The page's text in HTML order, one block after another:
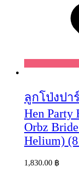
ลูกโป่งปา
Hen Party
Orbz
Helium) (8
1,830.00 ฿